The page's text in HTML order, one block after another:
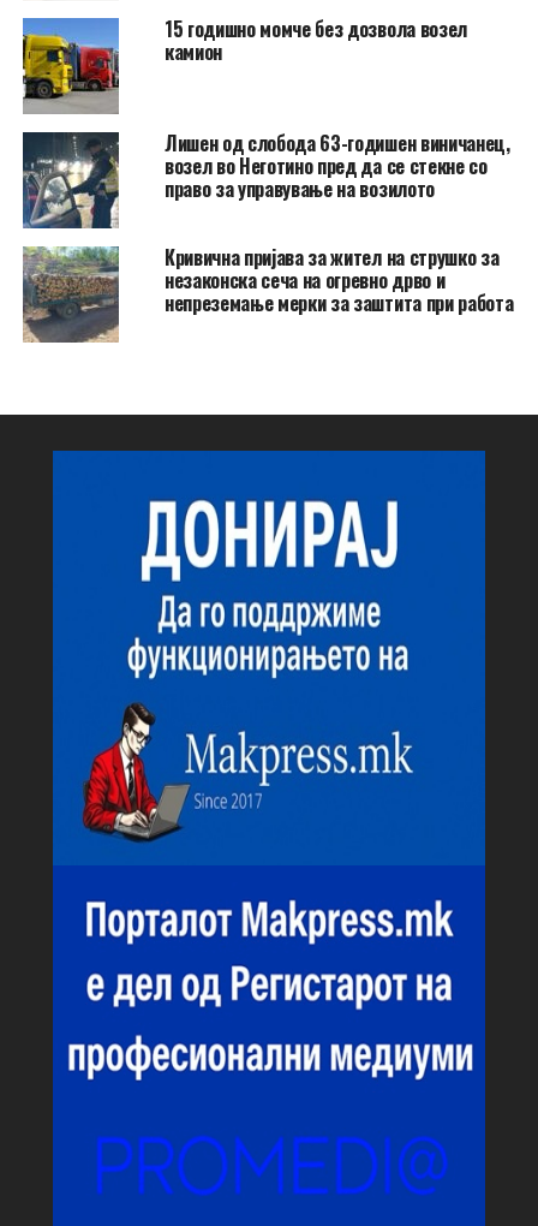
15 годишно момче без дозвола возел
камион
Лишен од слобода 63-годишен виничанец,
возел во Неготино пред да се стекне со
право за управување на возилото
Кривична пријава за жител на струшко за
незаконска сеча на огревно дрво и
непреземање мерки за заштита при работа